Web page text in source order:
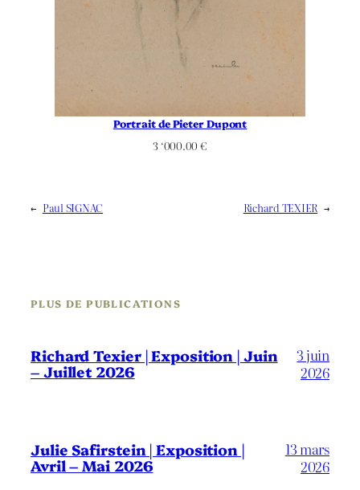
Portrait de Pieter Dupont
3 ‘000.00 €
← Paul SIGNAC Richard TEXIER →
PLUS DE PUBLICATIONS
Richard Texier | Exposition | Juin
– Juillet 2026
3 juin
2026
Julie Safirstein | Exposition |
Avril – Mai 2026
13 mars
2026